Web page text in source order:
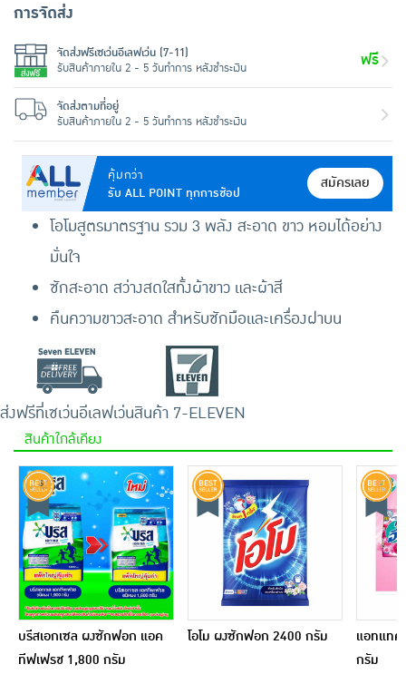
คุ้มกว่า
รับ ALL POINT ทุกการช้อป
สมัครเลย
โอโมสูตรมาตรฐาน รวม 3 พลัง สะอาด ขาว หอมได้อย่าง
มั่นใจ
ซักสะอาด สว่างสดใสทั้งผ้าขาว และผ้าสี
คืนความขาวสะอาด สำหรับซักมือและเครื่องฝาบน
การจัดส่ง
จัดส่งฟรีเซเว่นอีเลฟเว่น (7-11)
รับสินค้าภายใน 2 - 5 วันทำการ หลังชำระเงิน
ฟรี
จัดส่งตามที่อยู่
รับสินค้าภายใน 2 - 5 วันทำการ หลังชำระเงิน
ส่งฟรีที่เซเว่นอีเลฟเว่นสินค้า 7-ELEVEN
สินค้าใกล้เคียง
บรีสเอกเซล ผงซักฟอก แอค
ทีฟเฟรช 1,800 กรัม
โอโม ผงซักฟอก 2400 กรัม
แอทแทค
กรัม